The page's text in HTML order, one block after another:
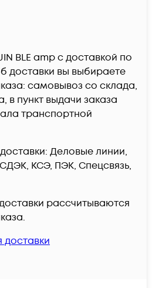
BLE amp c доставкой по
доставки вы выбираете
самовывоз со склада,
в пункт выдачи заказа
транспортной
Деловые линии,
КСЭ, ПЭК, Спецсвязь,
рассчитываются